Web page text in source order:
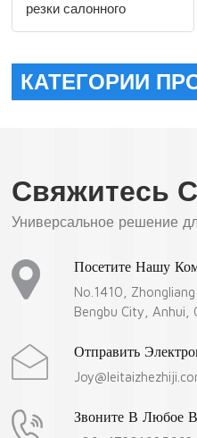
резки салонного
КАТЕГОРИИ
Свяжитесь
Универсальное решение
Посетите Нашу
No.1410,
Bengbu City, Anhui,
Отправить
Звоните В Любое